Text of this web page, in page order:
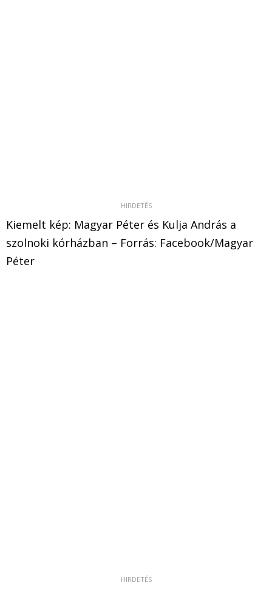
Kiemelt kép: Magyar Péter és Kulja András a
szolnoki kórházban – Forrás: Facebook/Magyar
Péter